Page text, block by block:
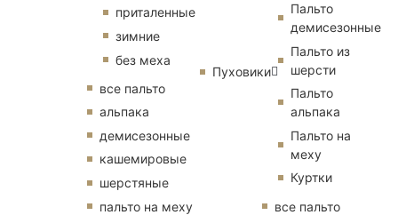
приталенные
зимние
без меха
все пальто
альпака
демисезонные
кашемировые
шерстяные
пальто на меху
Пуховики
Пальто
демисезонные
Пальто из
шерсти
Пальто
альпака
Пальто на
меху
Куртки
все пальто